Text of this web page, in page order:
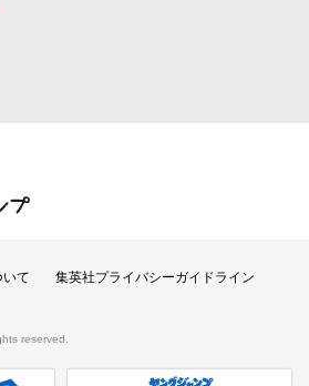
グジャンプ
いて
集英社プライバシーガイドライン
reserved.
週刊ヤングジャンプ公式サイト